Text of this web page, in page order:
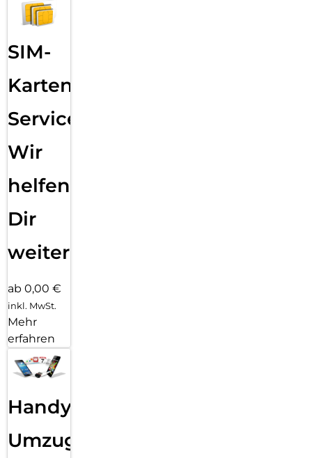
SIM-
Karten
Service:
Wir
helfen
Dir
weiter
ab 0,00 €
inkl. MwSt.
Mehr
erfahren
Handy
Umzug